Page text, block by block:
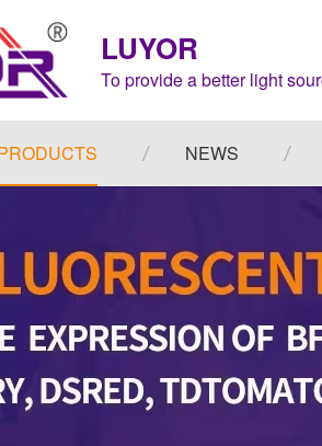
LUYOR
To provide a better light
NEWS